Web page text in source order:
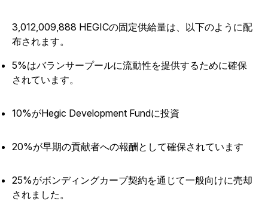
3,012,009,888 HEGICの固定供給量は、以下のように配
布されます。
5%はバランサープールに流動性を提供するために確保
されています。
10%がHegic Development Fundに投資
20%が早期の貢献者への報酬として確保されています
25%がボンディングカーブ契約を通じて一般向けに売却
されました。